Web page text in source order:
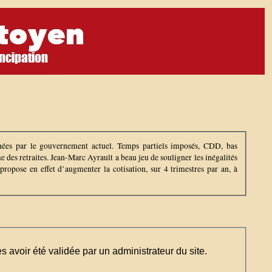
par le gouvernement actuel. Temps partiels imposés, CDD, bas
retraites. Jean-Marc Ayrault a beau jeu de souligner les inégalités
en effet d’augmenter la cotisation, sur 4 trimestres par an, à
avoir été validée par un administrateur du site.